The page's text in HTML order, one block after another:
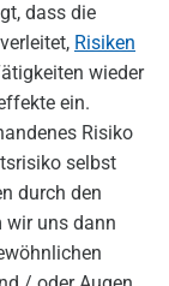
dass die
Risiken
wieder
ein.
Risiko
selbst
durch den
wir uns dann